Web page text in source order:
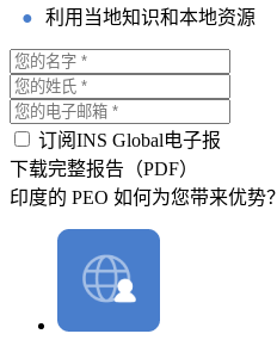
● 利用当地知识和本地资源
订阅INS Global电子报
下载完整报告（PDF）
印度的 PEO 如何为您带来优势？